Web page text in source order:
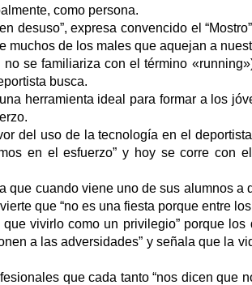
como persona.
desuso”, expresa convencido el
muchos de los males que aquejan a
no se familiariza con el término
busca.
herramienta ideal para formar a los
del uso de la tecnología en el
en el esfuerzo” y hoy se corre con
que cuando viene uno de sus alumnos
que “no es una fiesta porque entre
vivirlo como un privilegio” porque
a las adversidades” y señala que la
que cada tanto “nos dicen que